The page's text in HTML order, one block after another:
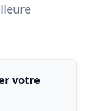
votre